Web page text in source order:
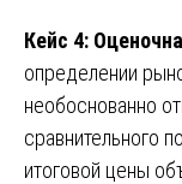
Кейс 4:
определении
необоснованно
сравнительного
итоговой цены